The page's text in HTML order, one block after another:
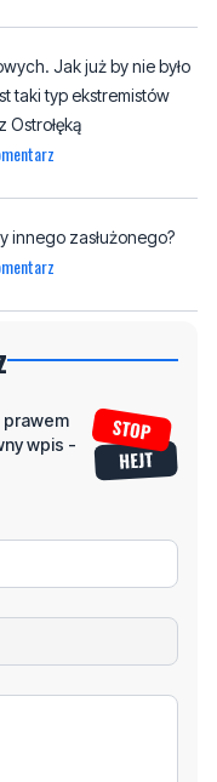
innego zasłużonego?
wpis -